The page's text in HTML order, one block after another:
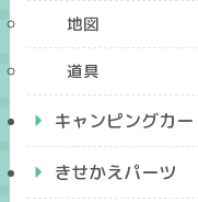
地図
道具
キャンピングカー
きせかえパーツ